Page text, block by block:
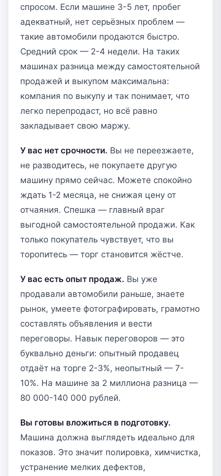
спросом. Если машине 3-5 лет, пробег
адекватный, нет серьёзных проблем —
такие автомобили продаются быстро.
Средний срок — 2-4 недели. На таких
машинах разница между самостоятельной
продажей и выкупом максимальна:
компания по выкупу и так понимает, что
легко перепродаст, но всё равно
закладывает свою маржу.
У вас нет срочности. Вы не переезжаете,
не разводитесь, не покупаете другую
машину прямо сейчас. Можете спокойно
ждать 1-2 месяца, не снижая цену от
отчаяния. Спешка — главный враг
выгодной самостоятельной продажи. Как
только покупатель чувствует, что вы
торопитесь — торг становится жёстче.
У вас есть опыт продаж. Вы уже
продавали автомобили раньше, знаете
рынок, умеете фотографировать, грамотно
составлять объявления и вести
переговоры. Навык переговоров — это
буквально деньги: опытный продавец
отдаёт на торге 2-3%, неопытный — 7-
10%. На машине за 2 миллиона разница —
80 000-140 000 рублей.
Вы готовы вложиться в подготовку.
Машина должна выглядеть идеально для
показов. Это значит полировка, химчистка,
устранение мелких дефектов,